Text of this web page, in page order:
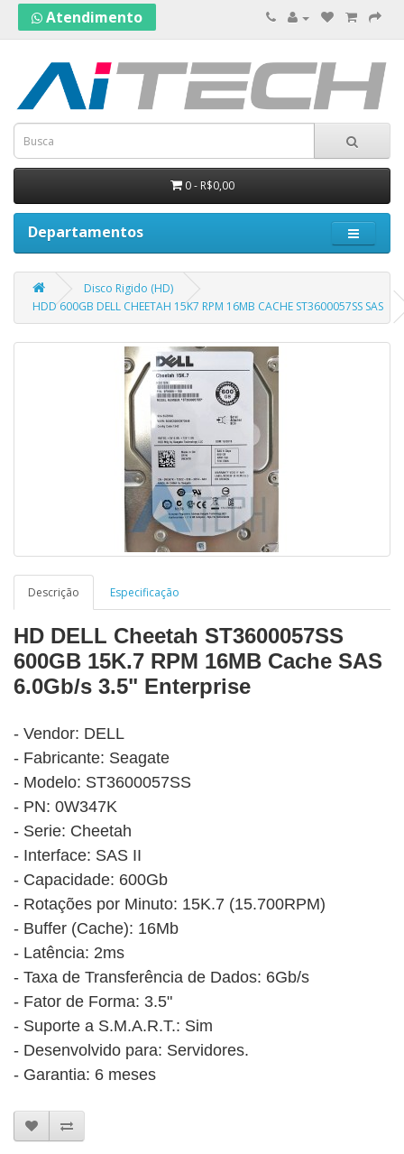
Atendimento
0 - R$0,00
Departamentos
Disco Rigido (HD)
HDD 600GB DELL CHEETAH 15K7 RPM 16MB CACHE ST3600057SS SAS
Descrição Especificação
HD DELL Cheetah ST3600057SS
600GB 15K.7 RPM 16MB Cache SAS
6.0Gb/s 3.5" Enterprise
- Vendor: DELL
- Fabricante: Seagate
- Modelo: ST3600057SS
- PN: 0W347K
- Serie: Cheetah
- Interface: SAS II
- Capacidade: 600Gb
- Rotações por Minuto: 15K.7 (15.700RPM)
- Buffer (Cache): 16Mb
- Latência: 2ms
- Taxa de Transferência de Dados: 6Gb/s
- Fator de Forma: 3.5"
- Suporte a S.M.A.R.T.: Sim
- Desenvolvido para: Servidores.
- Garantia: 6 meses